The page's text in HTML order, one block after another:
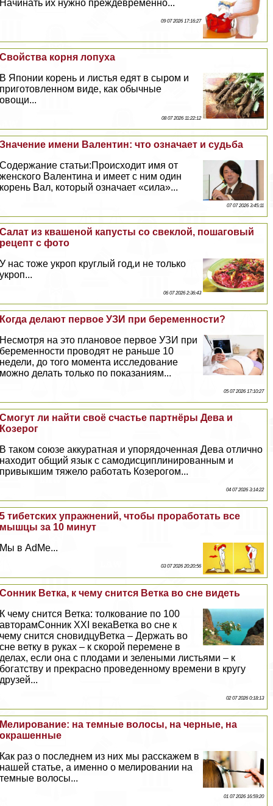
Начинать их нужно преждевременно...
09 07 2026 17:16:27
Свойства корня лопуха
В Японии корень и листья едят в сыром и
приготовленном виде, как обычные
овощи...
08 07 2026 11:22:12
Значение имени Валентин: что означает и судьба
Содержание статьи:Происходит имя от
женского Валентина и имеет с ним один
корень Вал, который означает «сила»...
07 07 2026 3:45:11
Cалат из квашеной капусты со свеклой, пошаговый
рецепт с фото
У нас тоже укроп круглый год,и не только
укроп...
06 07 2026 2:36:43
Когда делают первое УЗИ при беременности?
Несмотря на это плановое первое УЗИ при
беременности проводят не раньше 10
недели, до того момента исследование
можно делать только по показаниям...
05 07 2026 17:10:27
Смогут ли найти своё счастье партнёры Дева и
Козерог
В таком союзе аккуратная и упорядоченная Дева отлично
находит общий язык с самодисциплинированным и
привыкшим тяжело работать Козерогом...
04 07 2026 3:14:22
5 тибетских упражнений, чтобы проработать все
мышцы за 10 минут
Мы в AdMe...
03 07 2026 20:20:56
Сонник Ветка, к чему снится Ветка во сне видеть
К чему снится Ветка: толкование по 100
авторамСонник XXI векаВетка во сне к
чему снится сновидцуВетка – Держать во
сне ветку в руках – к скорой перемене в
делах, если она с плодами и зелеными листьями – к
богатству и прекрасно проведенному времени в кругу
друзей...
02 07 2026 0:18:13
Мелирование: на темные волосы, на черные, на
окрашенные
Как раз о последнем из них мы расскажем в
нашей статье, а именно о мелировании на
темные волосы...
01 07 2026 16:59:20